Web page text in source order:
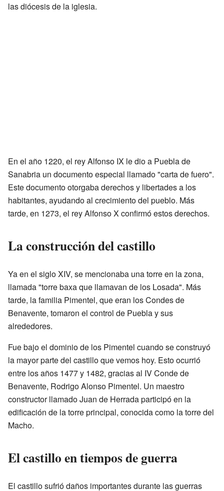
las diócesis de la iglesia.
En el año 1220, el rey Alfonso IX le dio a Puebla de
Sanabria un documento especial llamado "carta de fuero".
Este documento otorgaba derechos y libertades a los
habitantes, ayudando al crecimiento del pueblo. Más
tarde, en 1273, el rey Alfonso X confirmó estos derechos.
La construcción del castillo
Ya en el siglo XIV, se mencionaba una torre en la zona,
llamada "torre baxa que llamavan de los Losada". Más
tarde, la familia Pimentel, que eran los Condes de
Benavente, tomaron el control de Puebla y sus
alrededores.
Fue bajo el dominio de los Pimentel cuando se construyó
la mayor parte del castillo que vemos hoy. Esto ocurrió
entre los años 1477 y 1482, gracias al IV Conde de
Benavente, Rodrigo Alonso Pimentel. Un maestro
constructor llamado Juan de Herrada participó en la
edificación de la torre principal, conocida como la torre del
Macho.
El castillo en tiempos de guerra
El castillo sufrió daños importantes durante las guerras